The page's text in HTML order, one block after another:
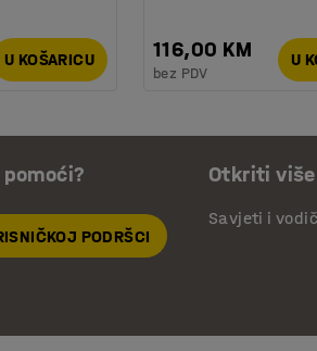
U KOŠARICU 116,00 KM
bez PDV
U
PODRŠCI
Otkriti više
Savjeti i